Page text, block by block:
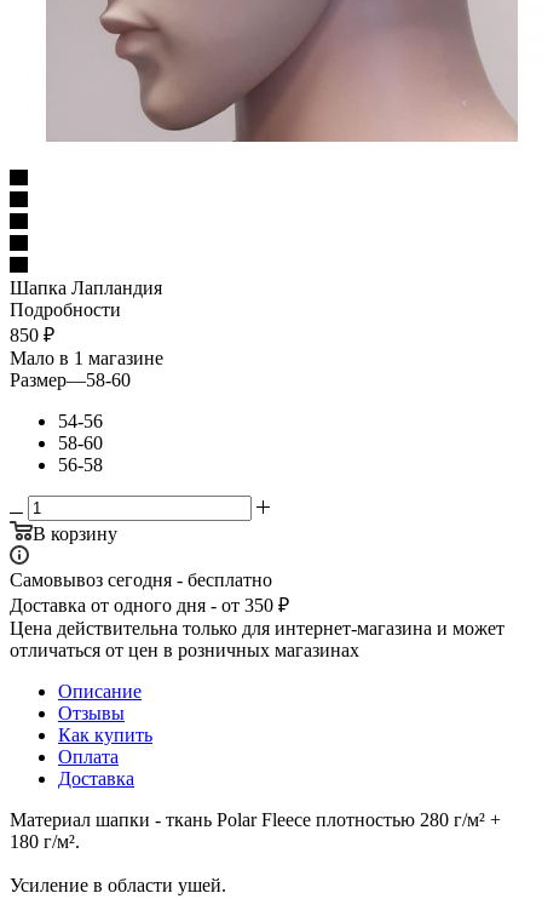
Шапка Лапландия
Подробности
850 ₽
Мало в 1 магазине
Размер—58-60
54-56
58-60
56-58
В корзину
Самовывоз сегодня - бесплатно
Доставка от одного дня - от 350 ₽
Цена действительна только для интернет-магазина и может
отличаться от цен в розничных магазинах
Описание
Отзывы
Как купить
Оплата
Доставка
Материал шапки - ткань Polar Fleece плотностью 280 г/м² +
180 г/м².
Усиление в области ушей.